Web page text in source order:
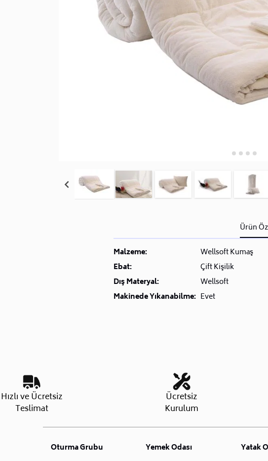
Ürün
Malzeme:
Wellsoft Kumaş
Ebat:
Çift Kişilik
Dış Materyal:
Wellsoft
Makinede Yıkanabilme: Evet
Hızlı ve Ücretsiz
Teslimat
Ücretsiz
Kurulum
Oturma Grubu
Yemek Odası
Yatak